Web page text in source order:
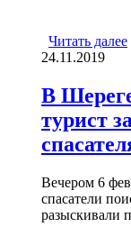
Читать далее
24.11.2019
В
турист
Вечером 6
спасатели
разыскивали